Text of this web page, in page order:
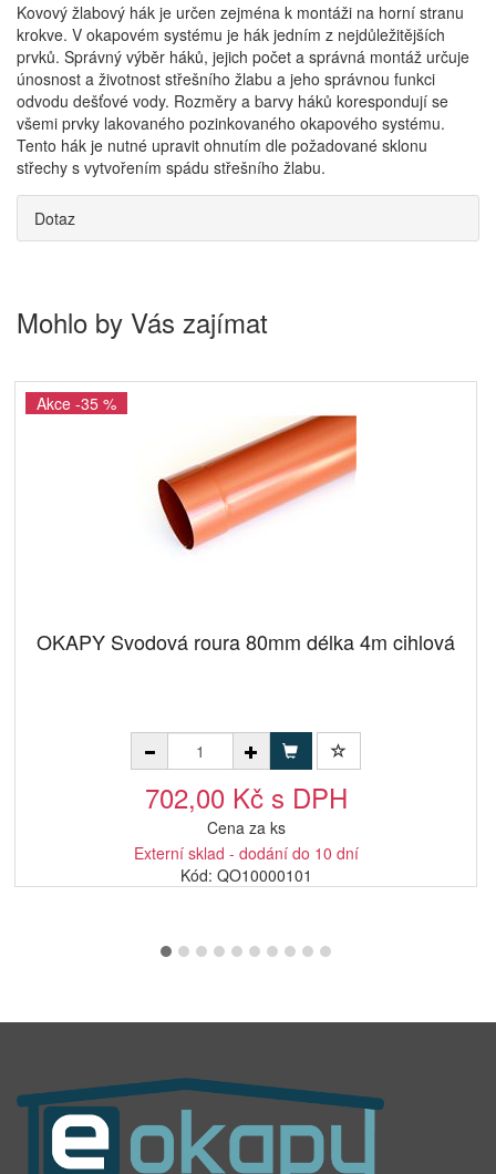
Kovový žlabový hák je určen zejména k montáži na horní stranu
krokve. V okapovém systému je hák jedním z nejdůležitějších
prvků. Správný výběr háků, jejich počet a správná montáž určuje
únosnost a životnost střešního žlabu a jeho správnou funkci
odvodu dešťové vody. Rozměry a barvy háků korespondují se
všemi prvky lakovaného pozinkovaného okapového systému.
Tento hák je nutné upravit ohnutím dle požadované sklonu
střechy s vytvořením spádu střešního žlabu.
Dotaz
Mohlo by Vás zajímat
Akce -35 %
OKAPY Svodová roura 80mm délka 4m cihlová
702,00 Kč s DPH
Cena za ks
Externí sklad - dodání do 10 dní
Kód: QO10000101